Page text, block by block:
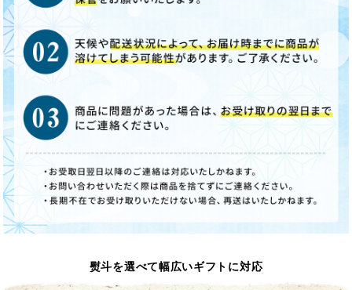
熨斗を選べて幅広いギフトに対応